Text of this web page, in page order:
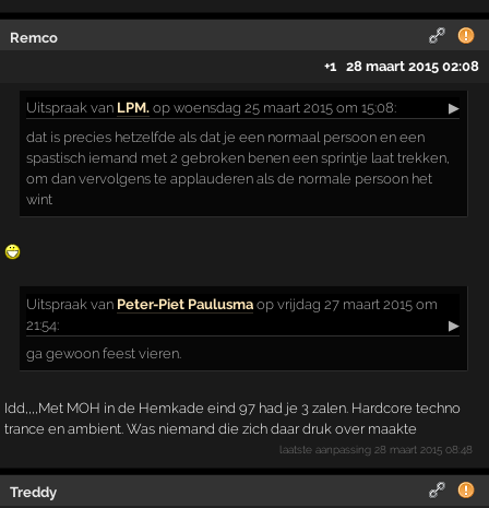
Remco
+1
28 maart 2015 02:08
Uitspraak van LPM. op woensdag 25 maart 2015 om 15:08:
▶
dat is precies hetzelfde als dat je een normaal persoon en een
spastisch iemand met 2 gebroken benen een sprintje laat trekken,
om dan vervolgens te applauderen als de normale persoon het
wint
Uitspraak van Peter-Piet Paulusma op vrijdag 27 maart 2015 om
21:54:
▶
ga gewoon feest vieren.
Idd,,,,Met MOH in de Hemkade eind 97 had je 3 zalen. Hardcore techno
trance en ambient. Was niemand die zich daar druk over maakte
laatste aanpassing 28 maart 2015 08:48
Treddy